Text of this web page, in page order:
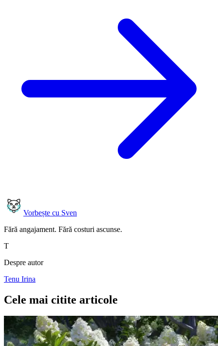
Vorbește cu Sven
Fără angajament. Fără costuri ascunse.
T
Despre autor
Tenu Irina
Cele mai citite articole